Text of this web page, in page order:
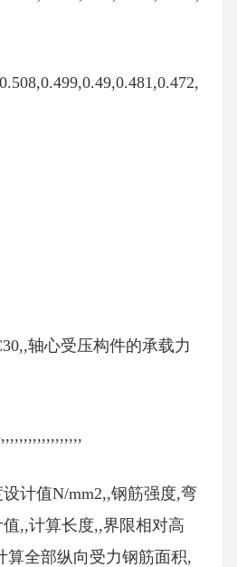
轴心受压构件的承载力
计值N/mm2,,钢筋强度,弯
,,计算长度,,界限相对高
算全部纵向受力钢筋面积,